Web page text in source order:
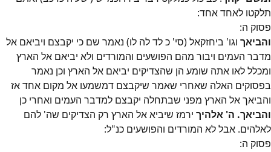
תלקטו לאחד אחד:
פסוק ה:
והביאך וגו' ביחזקאל (סי' כ לד לה לו) נאמר שם כי יקבצם ויביאם אל
מדבר העמים ויבור מהם הפושעים והמורדים ולא יביאם אל הארץ
ומכלל לאו אתה שומע הן שהצדיקים יביאם אל הארץ וכן נאמר
בפסוקים האלה שאחרי שאמר שיקבצם דמשמעו אל מקום אחד אז
והביאך אל הארץ מפני שבתחלה יקבצם למדבר העמים ואחרי כן
והביאך. ה' אלהיך ירמז שיביא אל הארץ רק הצדיקים שה' להם
לאלהים. אבל לא המורדים והפושעים כנ"ל:
פסוק ה: